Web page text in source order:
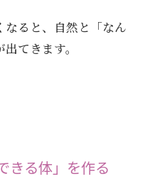
ると、自然と「なん
てきます。
きる体」を作る